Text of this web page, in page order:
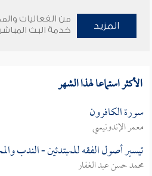
المزيد
من الفعاليات
خدمة البث المباشر
الأكثر استماعا لهذا الشهر
سورة الكافرون
معمر الإندونيسي
تيسير أصول الفقه للمبتدئين - الندب
محمد حسن عبد الغفار